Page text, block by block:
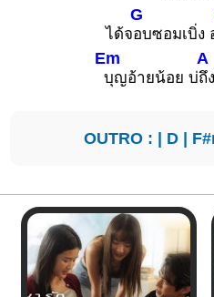
ได้จ
G
อบซอมเบิ่ง
Em
บุญอ้ายน้อย บ่
A
ถึ
OUTRO : | D|